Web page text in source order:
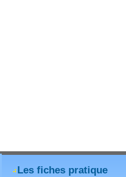
Les fiches pratique